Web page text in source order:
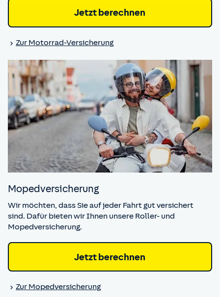
Jetzt berechnen
Zur Motorrad-Versicherung
Moped­versicherung
Wir möchten, dass Sie auf jeder Fahrt gut versichert
sind. Dafür bieten wir Ihnen unsere Roller- und
Mopedversicherung.
Jetzt berechnen
Zur Moped­versicherung